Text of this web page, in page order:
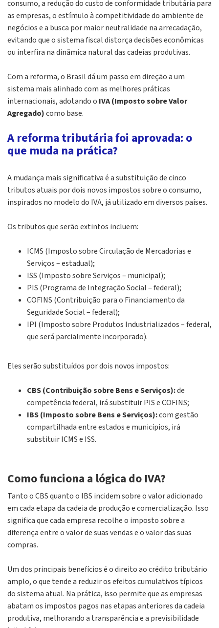
consumo, a redução do custo de conformidade tributária para
as empresas, o estímulo à competitividade do ambiente de
negócios e a busca por maior neutralidade na arrecadação,
evitando que o sistema fiscal distorça decisões econômicas
ou interfira na dinâmica natural das cadeias produtivas.
Com a reforma, o Brasil dá um passo em direção a um
sistema mais alinhado com as melhores práticas
internacionais, adotando o IVA (Imposto sobre Valor
Agregado)como base.
A reforma tributária foi aprovada: o
que muda na prática?
A mudança mais significativa é a substituição de cinco
tributos atuais por dois novos impostos sobre o consumo,
inspirados no modelo do IVA, já utilizado em diversos países.
Os tributos que serão extintos incluem:
ICMS (Imposto sobre Circulação de Mercadorias e
Serviços – estadual);
ISS (Imposto sobre Serviços – municipal);
PIS (Programa de Integração Social – federal);
COFINS (Contribuição para o Financiamento da
Seguridade Social – federal);
IPI (Imposto sobre Produtos Industrializados – federal,
que será parcialmente incorporado).
Eles serão substituídos por dois novos impostos:
CBS (Contribuição sobre Bens e Serviços):de
competência federal, irá substituir PIS e COFINS;
IBS (Imposto sobre Bens e Serviços):com gestão
compartilhada entre estados e municípios, irá
substituir ICMS e ISS.
Como funciona a lógica do IVA?
Tanto o CBS quanto o IBS incidem sobre o valor adicionado
em cada etapa da cadeia de produção e comercialização. Isso
significa que cada empresa recolhe o imposto sobre a
diferença entre o valor de suas vendas e o valor das suas
compras.
Um dos principais benefícios é o direito ao crédito tributário
amplo, o que tende a reduzir os efeitos cumulativos típicos
do sistema atual. Na prática, isso permite que as empresas
abatam os impostos pagos nas etapas anteriores da cadeia
produtiva, melhorando a transparência e a previsibilidade